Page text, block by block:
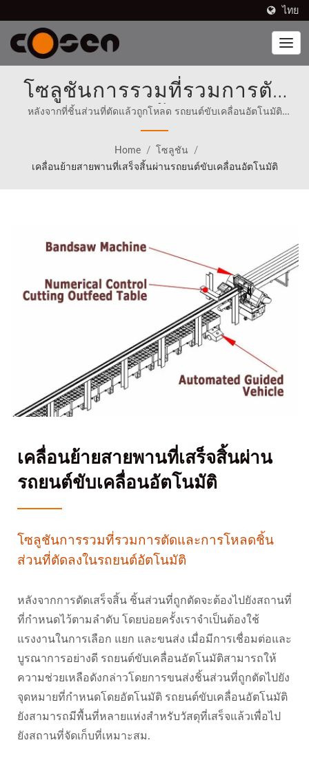
ไทย
โซลูชันการรวมที่รวมการตัด
และการโหลดชิ้นส่วนที่ตัดลง
ในรถยนต์อัตโนมัติ | รวมหุ่น
ยนต์ล้ำสมัยเข้ากับกระบวนการ
หลังจากที่ชิ้นส่วนที่ตัดแล้วถูกโหลด รถยนต์ขับเคลื่อนอัตโนมัติ
กำหนดสำหรับการขนถ่ายได้โดยอัตโนมัติ. | เลื่อยวงเดือนแบรนด์
Cosen มีจำหน่ายใน 80 ประเทศ รวมถึงอเมริกาเหนือ (ตั้งแต่ปี 1989)
Cosen ได้ตั้งภารกิจให้ชัดเจนในการแข่งขันโดยตรงกับผู้ที่ดีที่สุดใน
Home / โซลูชัน
/
เคลื่อนย้ายสายพานที่เสร็จสิ้นผ่านรถยนต์ขับเคลื่อนอัตโนมัติ
เคลื่อนย้ายสายพานที่เสร็จสิ้นผ่าน
รถยนต์ขับเคลื่อนอัตโนมัติ
โซลูชันการรวมที่รวมการตัดและการโหลดชิ้น
ส่วนที่ตัดลงในรถยนต์อัตโนมัติ
หลังจากการตัดเสร็จสิ้น ชิ้นส่วนที่ถูกตัดจะต้องไปยังสถานที่
ที่กำหนดไว้ตามลำดับ โดยบ่อยครั้งเราจำเป็นต้องใช้
แรงงานในการเลือก แยก และขนส่ง เมื่อมีการเชื่อมต่อและ
บูรณาการอย่างดี รถยนต์ขับเคลื่อนอัตโนมัติสามารถให้
ความช่วยเหลือดังกล่าวโดยการขนส่งชิ้นส่วนที่ถูกตัดไปยัง
จุดหมายที่กำหนดโดยอัตโนมัติ รถยนต์ขับเคลื่อนอัตโนมัติ
ยังสามารถมีพื้นที่หลายแห่งสำหรับวัสดุที่เสร็จแล้วเพื่อไป
ยังสถานที่จัดเก็บที่เหมาะสม.